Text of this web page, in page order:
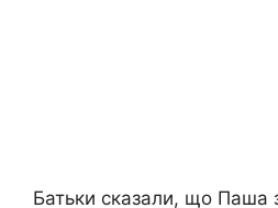
Батьки сказали, що Паша